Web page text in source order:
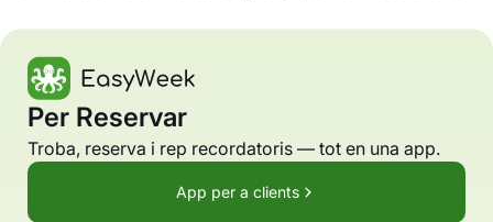
Per Reservar
Troba, reserva i rep recordatoris — tot en una app.
App per a clients